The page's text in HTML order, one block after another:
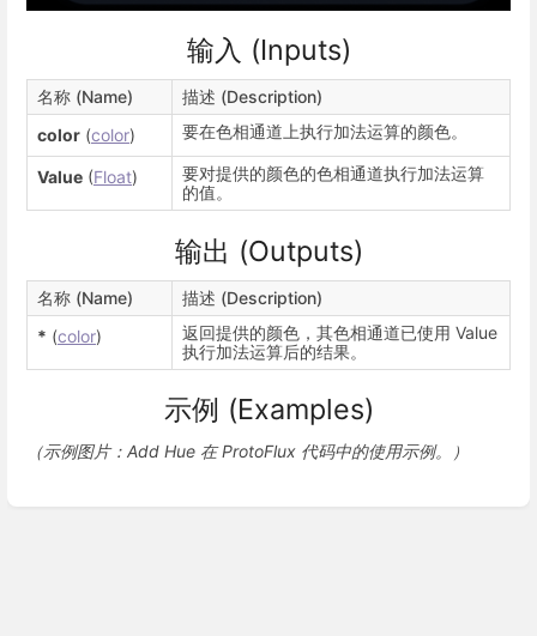
输入 (Inputs)
名称 (Name)
描述 (Description)
color (color) 要在色相通道上执行加法运算的颜色。
Value (Float)
要对提供的颜色的色相通道执行加法运算
的值。
输出 (Outputs)
名称 (Name)
描述 (Description)
* (color)
返回提供的颜色，其色相通道已使用 Value
执行加法运算后的结果。
示例 (Examples)
（示例图片：Add Hue 在 ProtoFlux 代码中的使用示例。）